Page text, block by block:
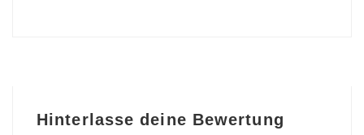
Hinterlasse deine Bewertung